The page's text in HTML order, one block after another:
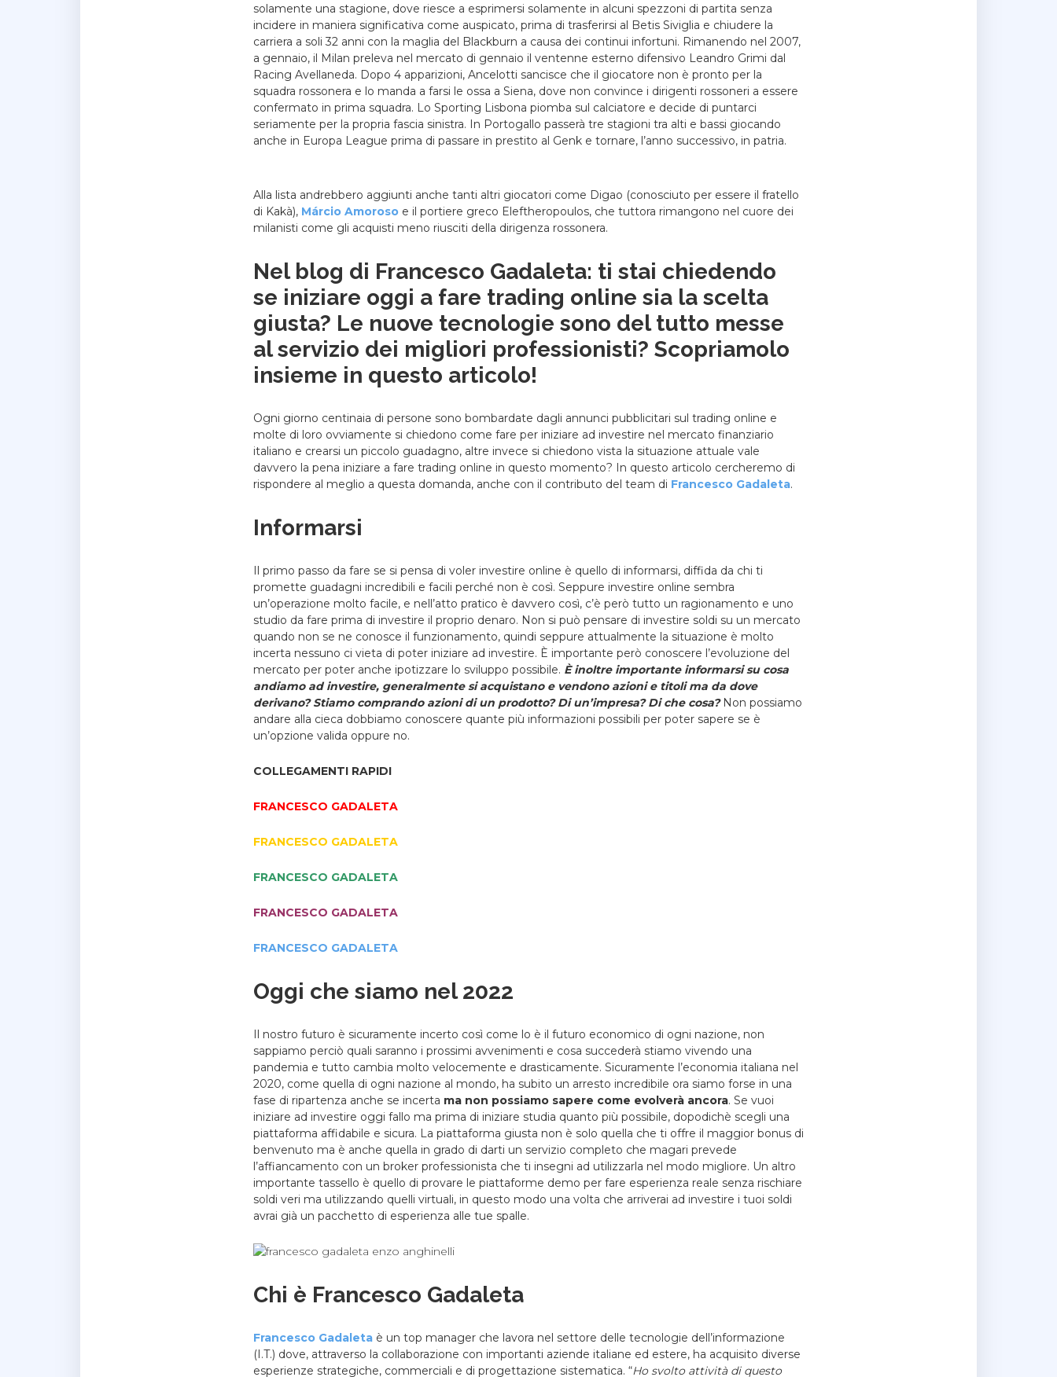
solamente una stagione, dove riesce a esprimersi solamente in alcuni spezzoni di partita senza
incidere in maniera significativa come auspicato, prima di trasferirsi al Betis Siviglia e chiudere la
carriera a soli 32 anni con la maglia del Blackburn a causa dei continui infortuni. Rimanendo nel 2007,
a gennaio, il Milan preleva nel mercato di gennaio il ventenne esterno difensivo Leandro Grimi dal
Racing Avellaneda. Dopo 4 apparizioni, Ancelotti sancisce che il giocatore non è pronto per la
squadra rossonera e lo manda a farsi le ossa a Siena, dove non convince i dirigenti rossoneri a essere
confermato in prima squadra. Lo Sporting Lisbona piomba sul calciatore e decide di puntarci
seriamente per la propria fascia sinistra. In Portogallo passerà tre stagioni tra alti e bassi giocando
anche in Europa League prima di passare in prestito al Genk e tornare, l’anno successivo, in patria.
Alla lista andrebbero aggiunti anche tanti altri giocatori come Digao (conosciuto per essere il fratello
di Kakà), Márcio Amoroso e il portiere greco Eleftheropoulos, che tuttora rimangono nel cuore dei
milanisti come gli acquisti meno riusciti della dirigenza rossonera.
Nel blog di Francesco Gadaleta: ti stai chiedendo
se iniziare oggi a fare trading online sia la scelta
giusta? Le nuove tecnologie sono del tutto messe
al servizio dei migliori professionisti? Scopriamolo
insieme in questo articolo!
Ogni giorno centinaia di persone sono bombardate dagli annunci pubblicitari sul trading online e
molte di loro ovviamente si chiedono come fare per iniziare ad investire nel mercato finanziario
italiano e crearsi un piccolo guadagno, altre invece si chiedono vista la situazione attuale vale
davvero la pena iniziare a fare trading online in questo momento? In questo articolo cercheremo di
rispondere al meglio a questa domanda, anche con il contributo del team di Francesco Gadaleta.
Informarsi
Il primo passo da fare se si pensa di voler investire online è quello di informarsi, diffida da chi ti
promette guadagni incredibili e facili perché non è così. Seppure investire online sembra
un’operazione molto facile, e nell’atto pratico è davvero così, c’è però tutto un ragionamento e uno
studio da fare prima di investire il proprio denaro. Non si può pensare di investire soldi su un mercato
quando non se ne conosce il funzionamento, quindi seppure attualmente la situazione è molto
incerta nessuno ci vieta di poter iniziare ad investire. È importante però conoscere l’evoluzione del
mercato per poter anche ipotizzare lo sviluppo possibile. È inoltre importante informarsi su cosa
andiamo ad investire, generalmente si acquistano e vendono azioni e titoli ma da dove
derivano? Stiamo comprando azioni di un prodotto? Di un’impresa? Di che cosa?Non possiamo
andare alla cieca dobbiamo conoscere quante più informazioni possibili per poter sapere se è
un’opzione valida oppure no.
COLLEGAMENTI RAPIDI
FRANCESCO GADALETA
FRANCESCO GADALETA
FRANCESCO GADALETA
FRANCESCO GADALETA
FRANCESCO GADALETA
Oggi che siamo nel 2022
Il nostro futuro è sicuramente incerto così come lo è il futuro economico di ogni nazione, non
sappiamo perciò quali saranno i prossimi avvenimenti e cosa succederà stiamo vivendo una
pandemia e tutto cambia molto velocemente e drasticamente. Sicuramente l’economia italiana nel
2020, come quella di ogni nazione al mondo, ha subito un arresto incredibile ora siamo forse in una
fase di ripartenza anche se incerta ma non possiamo sapere come evolverà ancora. Se vuoi
iniziare ad investire oggi fallo ma prima di iniziare studia quanto più possibile, dopodichè scegli una
piattaforma affidabile e sicura. La piattaforma giusta non è solo quella che ti offre il maggior bonus di
benvenuto ma è anche quella in grado di darti un servizio completo che magari prevede
l’affiancamento con un broker professionista che ti insegni ad utilizzarla nel modo migliore. Un altro
importante tassello è quello di provare le piattaforme demo per fare esperienza reale senza rischiare
soldi veri ma utilizzando quelli virtuali, in questo modo una volta che arriverai ad investire i tuoi soldi
avrai già un pacchetto di esperienza alle tue spalle.
Chi è Francesco Gadaleta
Francesco Gadaleta è un top manager che lavora nel settore delle tecnologie dell’informazione
(I.T.) dove, attraverso la collaborazione con importanti aziende italiane ed estere, ha acquisito diverse
esperienze strategiche, commerciali e di progettazione sistematica. “Ho svolto attività di questo